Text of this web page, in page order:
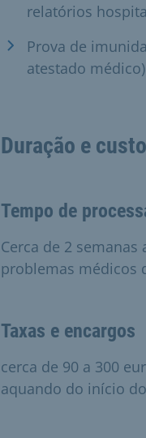
relatórios
Prova de
atestado médico)
Duração e
Tempo de
Cerca de 2
problemas médicos
Taxas e encargos
cerca de 90 a 300
aquando do início